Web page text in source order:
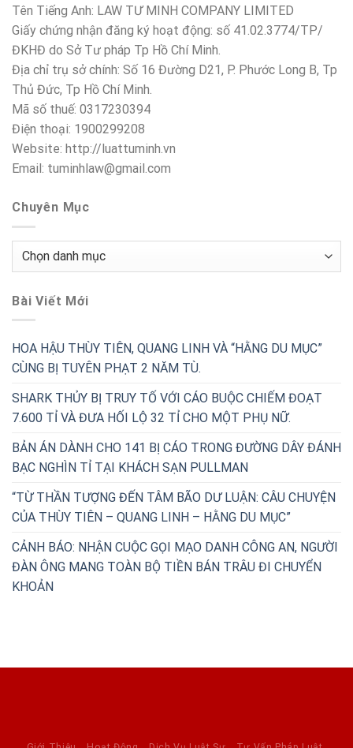
Tên Tiếng Anh: LAW TƯ MINH COMPANY LIMITED
Giấy chứng nhận đăng ký hoạt động: số 41.02.3774/TP/
ĐKHĐ do Sở Tư pháp Tp Hồ Chí Minh.
Địa chỉ trụ sở chính: Số 16 Đường D21, P. Phước Long B, Tp
Thủ Đức, Tp Hồ Chí Minh.
Mã số thuế: 0317230394
Điện thoại: 1900299208
Website: http://luattuminh.vn
Email: tuminhlaw@gmail.com
Chuyên Mục
Chuyên
Bài Viết Mới
HOA HẬU THÙY TIÊN, QUANG LINH VÀ “HẰNG DU MỤC”
CÙNG BỊ TUYÊN PHẠT 2 NĂM TÙ.
SHARK THỦY BỊ TRUY TỐ VỚI CÁO BUỘC CHIẾM ĐOẠT
7.600 TỈ VÀ ĐƯA HỐI LỘ 32 TỈ CHO MỘT PHỤ NỮ.
BẢN ÁN DÀNH CHO 141 BỊ CÁO TRONG ĐƯỜNG DÂY ĐÁNH
BẠC NGHÌN TỈ TẠI KHÁCH SẠN PULLMAN
“TỪ THẦN TƯỢNG ĐẾN TÂM BÃO DƯ LUẬN: CÂU CHUYỆN
CỦA THÙY TIÊN – QUANG LINH – HẰNG DU MỤC”
CẢNH BÁO: NHẬN CUỘC GỌI MẠO DANH CÔNG AN, NGƯỜI
ĐÀN ÔNG MANG TOÀN BỘ TIỀN BÁN TRÂU ĐI CHUYỂN
KHOẢN